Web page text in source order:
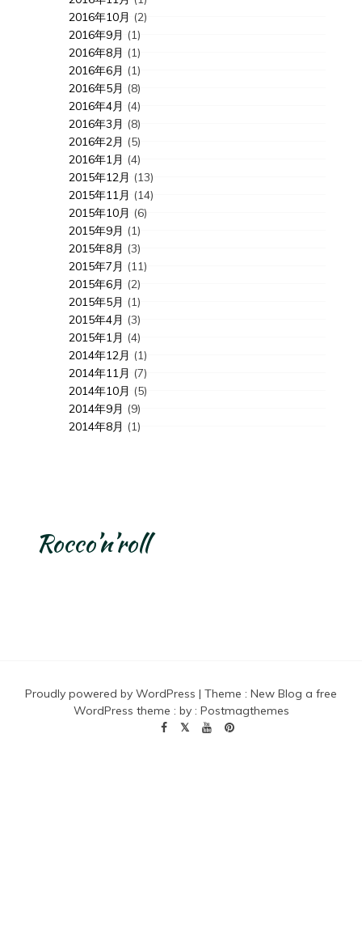
2016年10月 (2)
2016年9月 (1)
2016年8月 (1)
2016年6月 (1)
2016年5月 (8)
2016年4月 (4)
2016年3月 (8)
2016年2月 (5)
2016年1月 (4)
2015年12月 (13)
2015年11月 (14)
2015年10月 (6)
2015年9月 (1)
2015年8月 (3)
2015年7月 (11)
2015年6月 (2)
2015年5月 (1)
2015年4月 (3)
2015年1月 (4)
2014年12月 (1)
2014年11月 (7)
2014年10月 (5)
2014年9月 (9)
2014年8月 (1)
Rocco’n’roll
Proudly powered by WordPress | Theme : New Blog a free
WordPress theme : by : Postmagthemes